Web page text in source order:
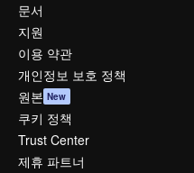
문서
지원
이용 약관
개인정보 보호 정책
원본 New
쿠키 정책
Trust Center
제휴 파트너